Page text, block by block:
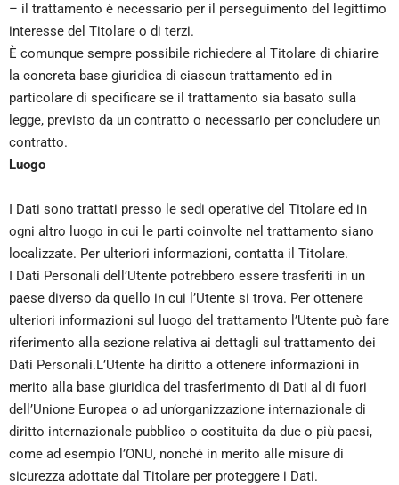
– il trattamento è necessario per il perseguimento del legittimo
interesse del Titolare o di terzi.
È comunque sempre possibile richiedere al Titolare di chiarire
la concreta base giuridica di ciascun trattamento ed in
particolare di specificare se il trattamento sia basato sulla
legge, previsto da un contratto o necessario per concludere un
contratto.
Luogo
I Dati sono trattati presso le sedi operative del Titolare ed in
ogni altro luogo in cui le parti coinvolte nel trattamento siano
localizzate. Per ulteriori informazioni, contatta il Titolare.
I Dati Personali dell’Utente potrebbero essere trasferiti in un
paese diverso da quello in cui l’Utente si trova. Per ottenere
ulteriori informazioni sul luogo del trattamento l’Utente può fare
riferimento alla sezione relativa ai dettagli sul trattamento dei
Dati Personali.L’Utente ha diritto a ottenere informazioni in
merito alla base giuridica del trasferimento di Dati al di fuori
dell’Unione Europea o ad un’organizzazione internazionale di
diritto internazionale pubblico o costituita da due o più paesi,
come ad esempio l’ONU, nonché in merito alle misure di
sicurezza adottate dal Titolare per proteggere i Dati.